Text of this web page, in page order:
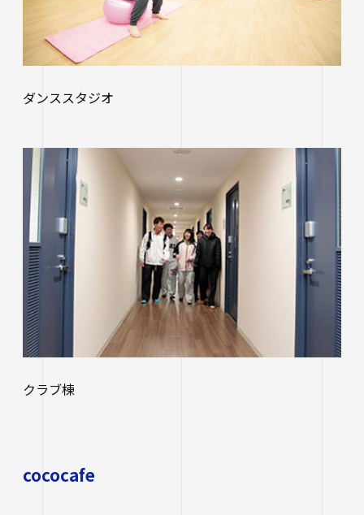
ダンススタジオ
クラブ棟
cococafe